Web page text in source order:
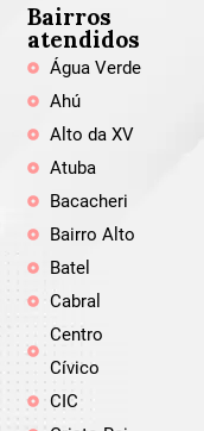
Bairros
atendidos
Água Verde
Ahú
Alto da XV
Atuba
Bacacheri
Bairro Alto
Batel
Cabral
Centro
Cívico
CIC